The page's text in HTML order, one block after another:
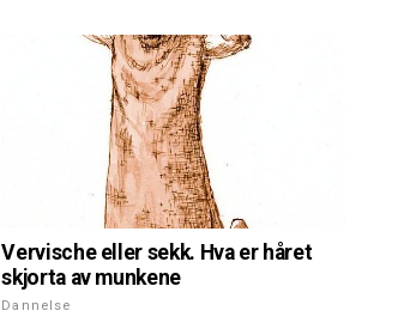
Vervische eller sekk. Hva er håret
skjorta av munkene
Dannelse